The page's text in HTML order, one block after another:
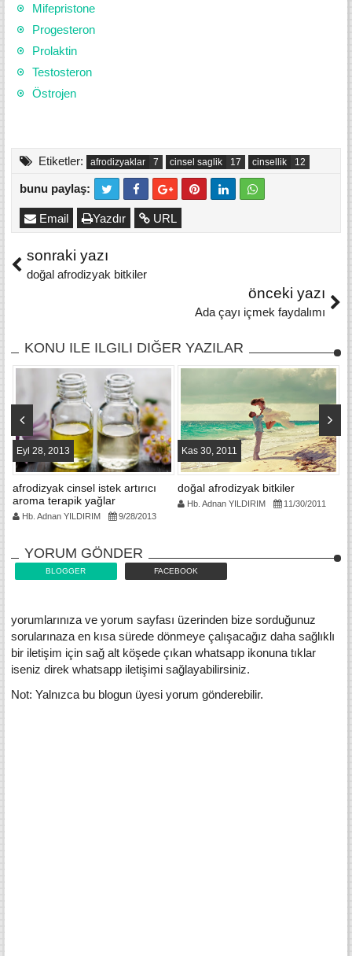
Mifepristone
Progesteron
Prolaktin
Testosteron
Östrojen
Etiketler: afrodizyaklar cinsel saglik cinsellik
bunu paylaş:
URL
Yazdır
Email
sonraki yazı
doğal afrodizyak bitkiler
önceki yazı
Ada çayı içmek faydalımı
KONU ILE ILGILI DIĞER YAZILAR
Eyl 28, 2013
afrodizyak cinsel istek artırıcı
aroma terapik yağlar
Hb. Adnan YILDIRIM 9/28/2013
Kas 30, 2011
doğal afrodizyak bitkiler
Hb. Adnan YILDIRIM 11/30/2011
YORUM GÖNDER
BLOGGER FACEBOOK
yorumlarınıza ve yorum sayfası üzerinden bize sorduğunuz
sorularınaza en kısa sürede dönmeye çalışacağız daha sağlıklı
bir iletişim için sağ alt köşede çıkan whatsapp ikonuna tıklar
iseniz direk whatsapp iletişimi sağlayabilirsiniz.
Not: Yalnızca bu blogun üyesi yorum gönderebilir.